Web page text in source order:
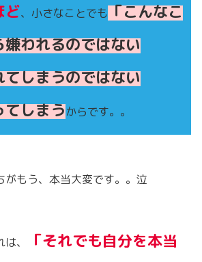
ど、小さなことでも「こんなこ
われるのではない
しまうのではない
てしまうからです。。
がもう、本当大変です。。泣
、
「それでも自分を本当